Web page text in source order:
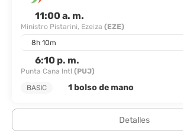
11:00 a. m.
Ministro Pistarini, Ezeiza (EZE)
8h 10m
6:10 p. m.
Punta Cana Intl (PUJ)
BASIC
1 bolso de mano
Detalles